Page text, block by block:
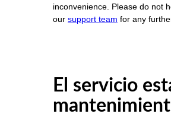
inconvenience. Please do not
our support team for any
El servicio